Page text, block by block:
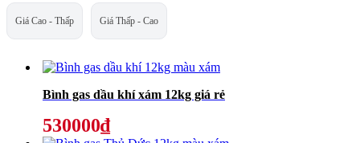
Giá Cao - Thấp Giá Thấp - Cao
Bình gas dầu khí xám 12kg giá rẻ
530000₫